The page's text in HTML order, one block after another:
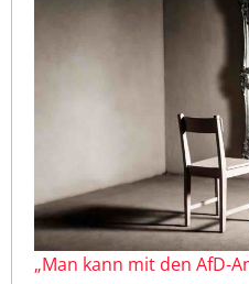
„Man kann mit den AfD-